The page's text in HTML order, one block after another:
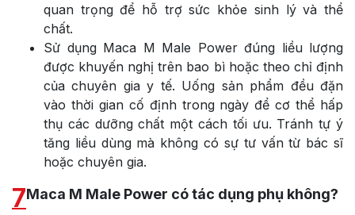
quan trọng để hỗ trợ sức khỏe sinh lý và thể
chất.
Sử dụng Maca M Male Power đúng liều lượng
được khuyến nghị trên bao bì hoặc theo chỉ định
của chuyên gia y tế. Uống sản phẩm đều đặn
vào thời gian cố định trong ngày để cơ thể hấp
thụ các dưỡng chất một cách tối ưu. Tránh tự ý
tăng liều dùng mà không có sự tư vấn từ bác sĩ
hoặc chuyên gia.
7Maca M Male Power có tác dụng phụ không?